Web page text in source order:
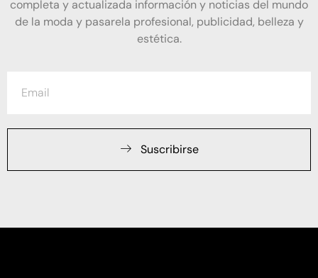
completa y actualizada información y noticias del mundo
de la moda y pasarela profesional, publicidad, belleza y
estética.
Suscribirse